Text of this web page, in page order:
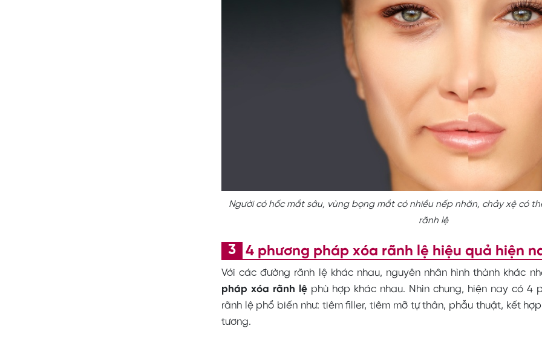
Người có hốc mắt sâu, vùng bọng mắt có nhiều nếp nhăn, chảy xệ có
rãnh lệ
4 phương pháp xóa rãnh lệ hiệu quả hiện
Với các đường rãnh lệ khác nhau, nguyên nhân hình thành khác
pháp xóa rãnh lệ phù hợp khác nhau. Nhìn chung, hiện nay có 4
rãnh lệ phổ biến như: tiêm filler, tiêm mỡ tự thân, phẫu thuật, kết
tương.